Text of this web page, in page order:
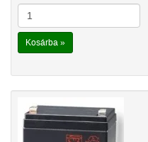
Kosárba »